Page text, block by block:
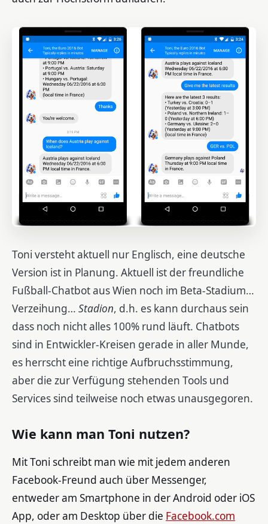
Toni versteht aktuell nur Englisch, eine deutsche
Version ist in Planung. Aktuell ist der freundliche
Fußball-Chatbot aus Wien noch im Beta-Stadium…
Verzeihung… Stadion, d.h. es kann durchaus sein
dass noch nicht alles 100% rund läuft. Chatbots
sind in Entwickler-Kreisen gerade in aller Munde,
es herrscht eine richtige Aufbruchsstimmung,
aber die zur Verfügung stehenden Tools und
Services sind teilweise noch etwas unausgegoren.
Wie kann man Toni nutzen?
Mit Toni schreibt man wie mit jedem anderen
Facebook-Freund auch über Messenger,
entweder am Smartphone in der Android oder iOS
App, oder am Desktop über die Facebook.com